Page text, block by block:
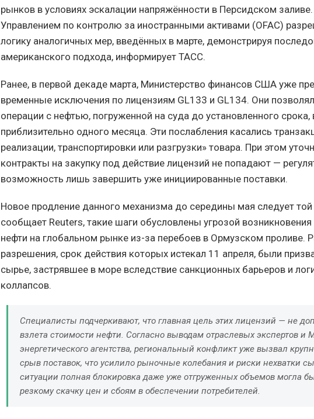
рынков в условиях эскалации напряжённости в Персидском
Управлением по контролю за иностранными активами (OFAC)
логику аналогичных мер, введённых в марте, демонстрируя
американского подхода, информирует ТАСС.
Ранее, в первой декаде марта, Министерство финансов США уже
временные исключения по лицензиям GL133 и GL134. Они
операции с нефтью, погруженной на суда до установленного срока,
приблизительно одного месяца. Эти послабления касались
реализации, транспортировки или разгрузки» товара. При этом
контракты на закупку под действие лицензий не попадают —
возможность лишь завершить уже инициированные поставки.
Новое продление данного механизма до середины мая следует той
сообщает Reuters, такие шаги обусловлены угрозой
нефти на глобальном рынке из-за перебоев в Ормузском проливе.
разрешения, срок действия которых истекал 11 апреля, были
сырье, застрявшее в море вследствие санкционных барьеров и
коллапсов.
Специалисты подчеркивают, что главная цель этих лицензий — не
взлета стоимости нефти. Согласно выводам отраслевых экспертов и
энергетического агентства, региональный конфликт уже вызвал
срыв поставок, что усилило рыночные колебания и риски нехватки
ситуации полная блокировка даже уже отгруженных объемов могла
резкому скачку цен и сбоям в обеспечении потребителей.